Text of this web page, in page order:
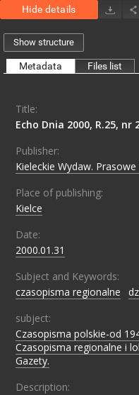
Hide details
Show structure
Metadata Files list
Title:
Echo Dnia 2000, R.25, nr
Publisher:
Kieleckie Wydaw. Prasowe
Place of publishing:
Kielce
Date:
2000.01.31
Subject and Keywords:
czasopisma regionalne
subject:
Czasopisma polskie-od
Czasopisma regionalne i
Gazety.
Description: